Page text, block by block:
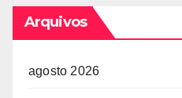
Arquivos
agosto 2026